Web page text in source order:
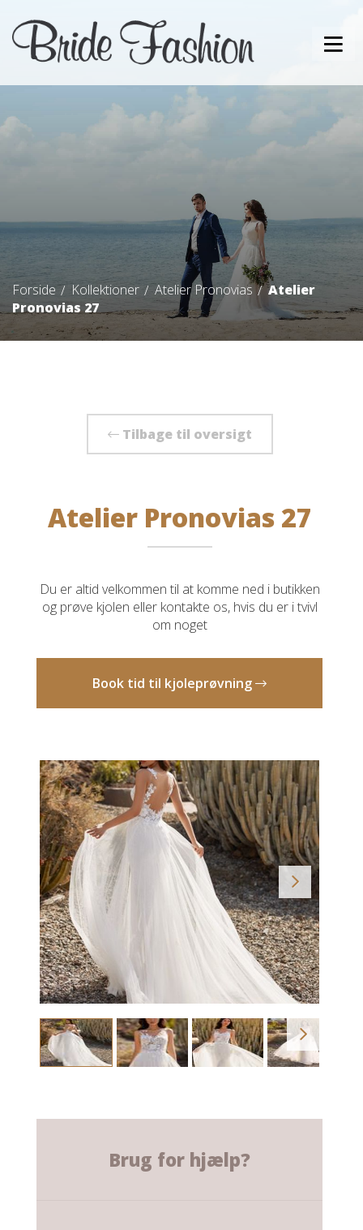
Forside Kollektioner Atelier Pronovias
Atelier
Pronovias 27
Tilbage til oversigt
Atelier Pronovias 27
Du er altid velkommen til at komme ned i butikken
og prøve kjolen eller kontakte os, hvis du er i tvivl
om noget
Book tid til kjoleprøvning
Brug for hjælp?